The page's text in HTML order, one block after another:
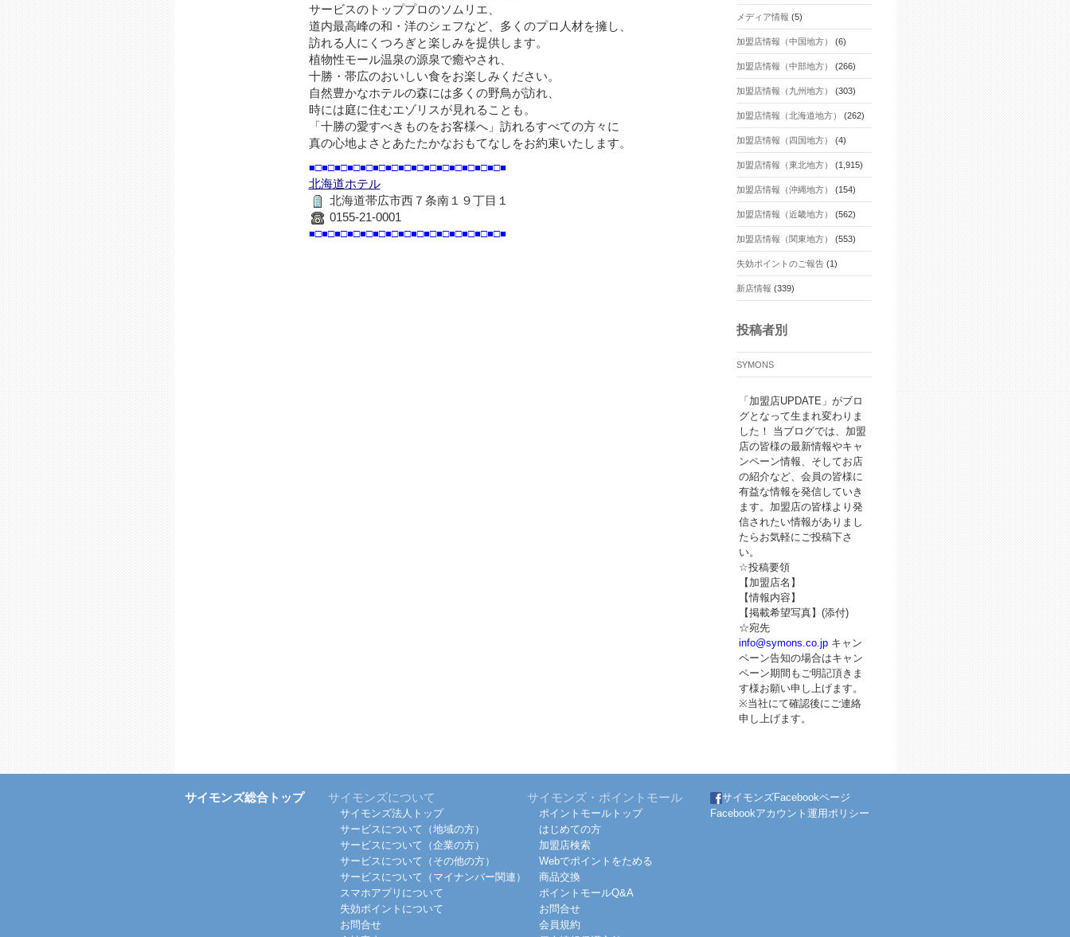
サービスのトッププロのソムリエ、
道内最高峰の和・洋のシェフなど、多くのプロ人材を擁し、
訪れる人にくつろぎと楽しみを提供します。
植物性モール温泉の源泉で癒やされ、
十勝・帯広のおいしい食をお楽しみください。
自然豊かなホテルの森には多くの野鳥が訪れ、
時には庭に住むエゾリスが見れることも。
「十勝の愛すべきものをお客様へ」訪れるすべての方々に
真の心地よさとあたたかなおもてなしをお約束いたします。
■□■□■□■□■□■□■□■□■□■□■□■□■□■□■□■
北海道ホテル
北海道帯広市西７条南１９丁目１
0155-21-0001
■□■□■□■□■□■□■□■□■□■□■□■□■□■□■□■
メディア情報 (5)
加盟店情報（中国地方） (6)
加盟店情報（中部地方） (266)
加盟店情報（九州地方） (303)
加盟店情報（北海道地方） (262)
加盟店情報（四国地方） (4)
加盟店情報（東北地方） (1,915)
加盟店情報（沖縄地方） (154)
加盟店情報（近畿地方） (562)
加盟店情報（関東地方） (553)
失効ポイントのご報告(1)
新店情報 (339)
投稿者別
SYMONS
「加盟店UPDATE」がブロ
グとなって生まれ変わりま
した！ 当ブログでは、加盟
店の皆様の最新情報やキャ
ンペーン情報、そしてお店
の紹介など、会員の皆様に
有益な情報を発信していき
ます。加盟店の皆様より発
信されたい情報がありまし
たらお気軽にご投稿下さ
い。
☆投稿要領
【加盟店名】
【情報内容】
【掲載希望写真】(添付)
☆宛先
info@symons.co.jpキャン
ペーン告知の場合はキャン
ペーン期間もご明記頂きま
す様お願い申し上げます。
※当社にて確認後にご連絡
申し上げます。
サイモンズ総合トップ サイモンズについて
サイモンズ法人トップ
サービスについて（地域の方）
サービスについて（企業の方）
サービスについて（その他の方）
サービスについて（マイナンバー関連）
スマホアプリについて
失効ポイントについて
お問合せ
サイモンズ・ポイントモール
ポイントモールトップ
はじめての方
加盟店検索
Webでポイントをためる
商品交換
ポイントモールQ&A
お問合せ
会員規約
サイモンズFacebookページ
Facebookアカウント運用ポリシー